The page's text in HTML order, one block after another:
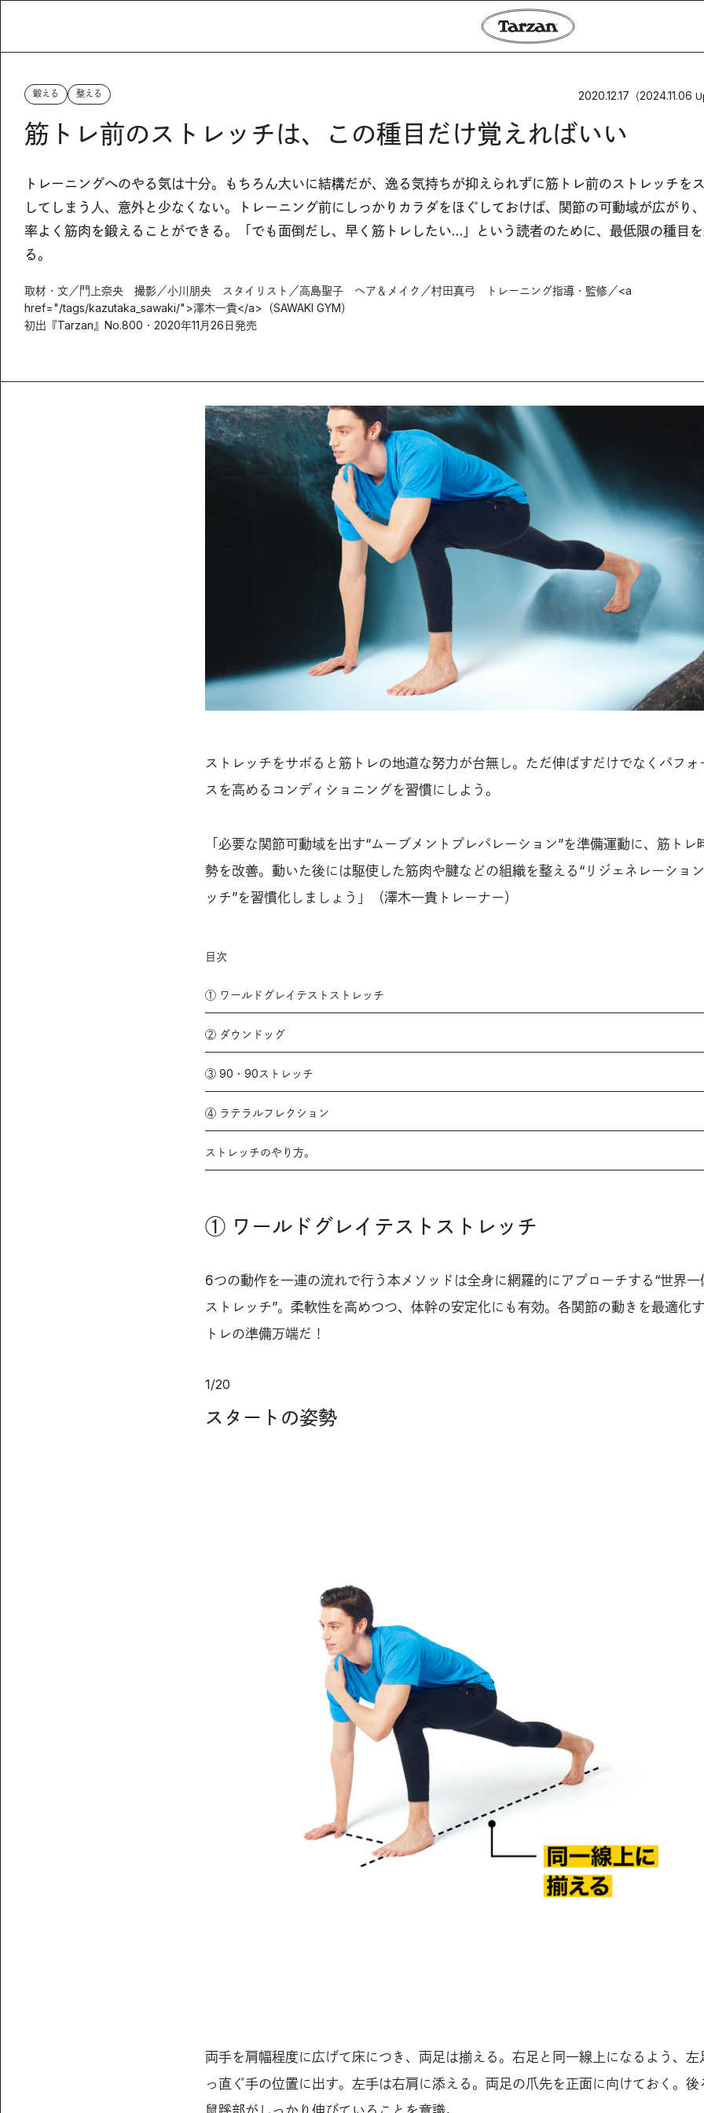
鍛える 整える 2020.12.17 （2024.11.06
筋トレ前のストレッチは、この種目だけ覚えればいい
トレーニングへのやる気は十分。もちろん大いに結構だが、逸る気持ちが抑えられずに筋トレ前のストレッチを
してしまう人、意外と少なくない。トレーニング前にしっかりカラダをほぐしておけば、関節の可動域が広がり
率よく筋肉を鍛えることができる。「でも面倒だし、早く筋トレしたい…」という読者のために、最低限の種目
る。
取材・文／門上奈央 撮影／小川朋央 スタイリスト／高島聖子 ヘア＆メイク／村田真弓 トレーニング指導・監修／<a
href="/tags/kazutaka_sawaki/">澤木一貴</a>（SAWAKI GYM）
初出『Tarzan』No.800・2020年11月26日発売
ストレッチをサボると筋トレの地道な努力が台無し。ただ伸ばすだけでなくパフォ
スを高めるコンディショニングを習慣にしよう。
「必要な関節可動域を出す“ムーブメントプレパレーション”を準備運動に、筋トレ
勢を改善。動いた後には駆使した筋肉や腱などの組織を整える“リジェネレーショ
ッチ”を習慣化しましょう」（澤木一貴トレーナー）
目次
① ワールドグレイテストストレッチ
② ダウンドッグ
③ 90・90ストレッチ
④ ラテラルフレクション
ストレッチのやり方。
① ワールドグレイテストストレッチ
6つの動作を一連の流れで行う本メソッドは全身に網羅的にアプローチする“世界一
ストレッチ”。柔軟性を高めつつ、体幹の安定化にも有効。各関節の動きを最適化
トレの準備万端だ！
1/20
スタートの姿勢
両手を肩幅程度に広げて床につき、両足は揃える。右足と同一線上になるよう、左
っ直ぐ手の位置に出す。左手は右肩に添える。両足の爪先を正面に向けておく。後